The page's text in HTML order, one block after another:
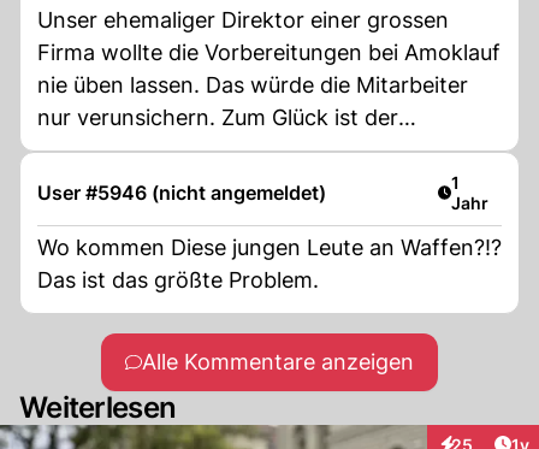
Unser ehemaliger Direktor einer grossen
Firma wollte die Vorbereitungen bei Amoklauf
nie üben lassen. Das würde die Mitarbeiter
nur verunsichern. Zum Glück ist der
Bremsklotz nun weg!
User #5946 (nicht angemeldet) Artikel
1
Jahr
Wo kommen Diese jungen Leute an Waffen?!?
Das ist das größte Problem.
Alle Kommentare anzeigen
Weiterlesen
25 1y